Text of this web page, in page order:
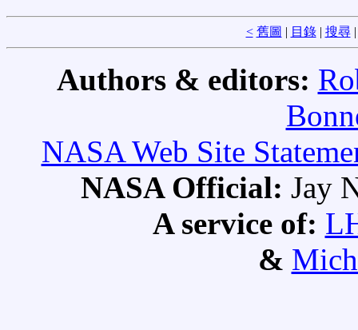
< 舊圖 | 目錄| 搜尋
Authors & editors:
NASA Web Site
NASA Official: Jay
A service of:
&